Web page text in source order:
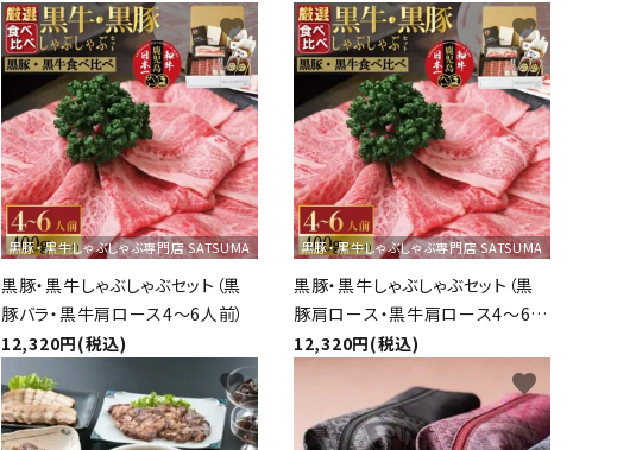
黒豚・黒牛しゃぶしゃぶ専門店 SATSUMA
黒豚・黒牛しゃぶしゃぶセット（黒
豚バラ・黒牛肩ロース4～6人前）
12,320円(税込)
favorite
黒豚・黒牛しゃぶしゃぶ専門店 SATSUMA
黒豚・黒牛しゃぶしゃぶセット（黒
豚肩ロース・黒牛肩ロース4～6人
前）
12,320円(税込)
favorite
favorite favorite